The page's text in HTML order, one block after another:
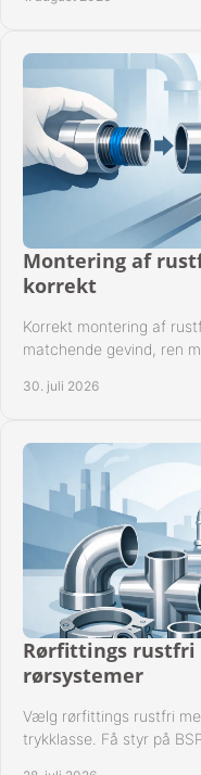
Montering af
korrekt
Korrekt montering af
matchende gevind, ren
30. juli 2026
Rørfittings
rørsystemer
Vælg rørfittings rustfri
trykklasse. Få styr på